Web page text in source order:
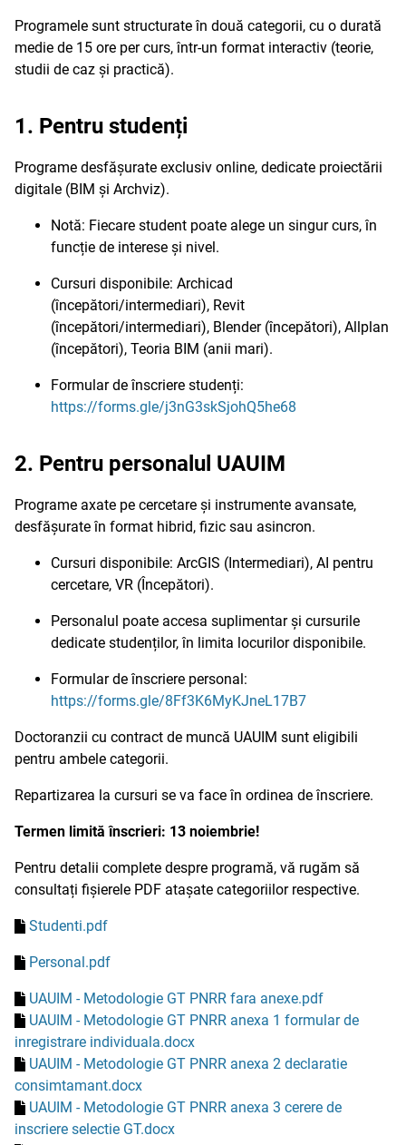
Programele sunt structurate în două categorii, cu o durată
medie de 15 ore per curs, într-un format interactiv (teorie,
studii de caz și practică).
1. Pentru studenți
Programe desfășurate exclusiv online, dedicate proiectării
digitale (BIM și Archviz).
Notă: Fiecare student poate alege un singur curs, în
funcție de interese și nivel.
Cursuri disponibile: Archicad
(începători/intermediari), Revit
(începători/intermediari), Blender (începători), Allplan
(începători), Teoria BIM (anii mari).
Formular de înscriere studenți:
https://forms.gle/j3nG3skSjohQ5he68
2. Pentru personalul UAUIM
Programe axate pe cercetare și instrumente avansate,
desfășurate în format hibrid, fizic sau asincron.
Cursuri disponibile: ArcGIS (Intermediari), AI pentru
cercetare, VR (Începători).
Personalul poate accesa suplimentar și cursurile
dedicate studenților, în limita locurilor disponibile.
Formular de înscriere personal:
https://forms.gle/8Ff3K6MyKJneL17B7
Doctoranzii cu contract de muncă UAUIM sunt eligibili
pentru ambele categorii.
Repartizarea la cursuri se va face în ordinea de înscriere.
Termen limită înscrieri: 13 noiembrie!
Pentru detalii complete despre programă, vă rugăm să
consultați fișierele PDF atașate categoriilor respective.
Studenti.pdf
Personal.pdf
UAUIM - Metodologie GT PNRR fara anexe.pdf
UAUIM - Metodologie GT PNRR anexa 1 formular de
inregistrare individuala.docx
UAUIM - Metodologie GT PNRR anexa 2 declaratie
consimtamant.docx
UAUIM - Metodologie GT PNRR anexa 3 cerere de
inscriere selectie GT.docx